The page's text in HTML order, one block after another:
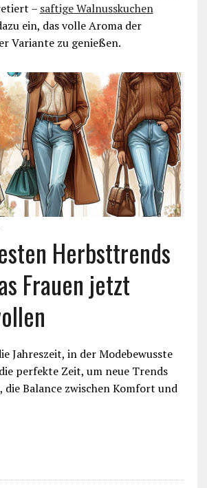
– saftige Walnusskuchen
ein, das volle Aroma der
Variante zu genießen.
Herbsttrends
Frauen jetzt
Jahreszeit, in der Modebewusste
perfekte Zeit, um neue Trends
die Balance zwischen Komfort und